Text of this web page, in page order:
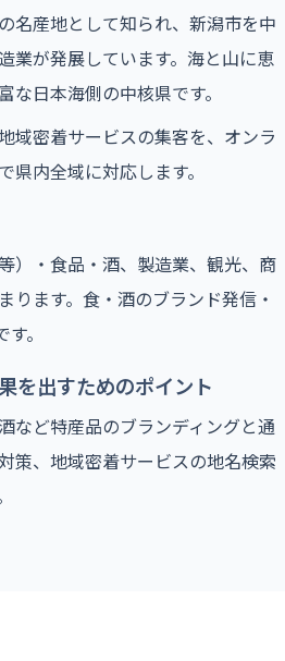
名産地として知られ、新潟市を中
業が発展しています。海と山に恵
な日本海側の中核県です。
域密着サービスの集客を、オンラ
県内全域に対応します。
）・食品・酒、製造業、観光、商
ります。食・酒のブランド発信・
。
を出すためのポイント
など特産品のブランディングと通
策、地域密着サービスの地名検索